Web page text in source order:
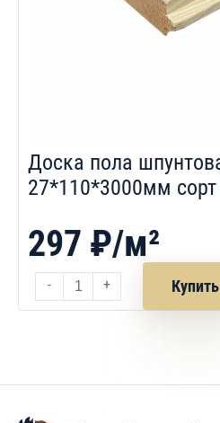
Доска пола
27*110*3000мм
297 ₽/м²
- + Купить